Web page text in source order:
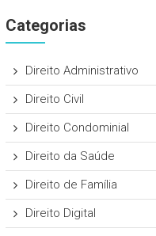
Categorias
Direito Administrativo
Direito Civil
Direito Condominial
Direito da Saúde
Direito de Família
Direito Digital